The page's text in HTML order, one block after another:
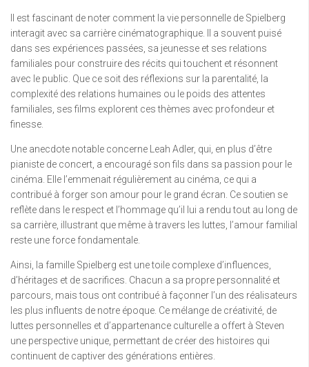
Il est fascinant de noter comment la vie personnelle de Spielberg
interagit avec sa carrière cinématographique. Il a souvent puisé
dans ses expériences passées, sa jeunesse et ses relations
familiales pour construire des récits qui touchent et résonnent
avec le public. Que ce soit des réflexions sur la parentalité, la
complexité des relations humaines ou le poids des attentes
familiales, ses films explorent ces thèmes avec profondeur et
finesse.
Une anecdote notable concerne Leah Adler, qui, en plus d’être
pianiste de concert, a encouragé son fils dans sa passion pour le
cinéma. Elle l’emmenait régulièrement au cinéma, ce qui a
contribué à forger son amour pour le grand écran. Ce soutien se
reflète dans le respect et l’hommage qu’il lui a rendu tout au long de
sa carrière, illustrant que même à travers les luttes, l’amour familial
reste une force fondamentale.
Ainsi, la famille Spielberg est une toile complexe d’influences,
d’héritages et de sacrifices. Chacun a sa propre personnalité et
parcours, mais tous ont contribué à façonner l’un des réalisateurs
les plus influents de notre époque. Ce mélange de créativité, de
luttes personnelles et d’appartenance culturelle a offert à Steven
une perspective unique, permettant de créer des histoires qui
continuent de captiver des générations entières.